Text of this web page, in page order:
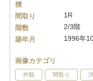
積
間取り
1R
階数
2/3階
築年月
1996年
画像カテゴリ
外観 間取り